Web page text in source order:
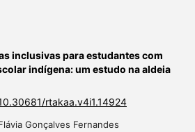
inclusivas para estudantes com
indígena: um estudo na aldeia
rtakaa.v4i1.14924
Gonçalves Fernandes